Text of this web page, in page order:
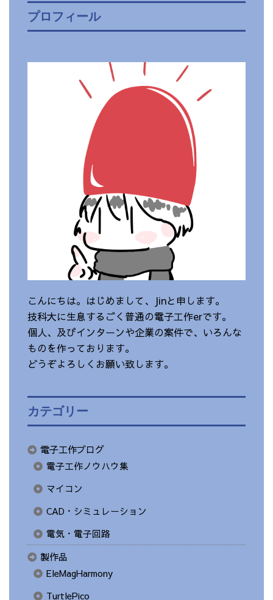
プロフィール
こんにちは。はじめまして、Jinと申します。
技科大に生息するごく普通の電子工作erです。
個人、及びインターンや企業の案件で、いろんな
ものを作っております。
どうぞよろしくお願い致します。
カテゴリー
電子工作ブログ
電子工作ノウハウ集
マイコン
CAD・シミュレーション
電気・電子回路
製作品
EleMagHarmony
TurtlePico